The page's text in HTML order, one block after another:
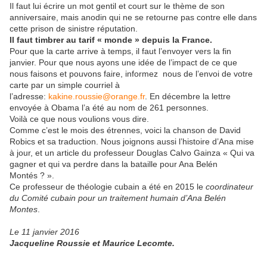
Il faut lui écrire un mot gentil et court sur le thème de son
anniversaire, mais anodin qui ne se retourne pas contre elle dans
cette prison de sinistre réputation.
Il faut timbrer au tarif « monde » depuis la France.
Pour que la carte arrive à temps, il faut l’envoyer vers la fin
janvier. Pour que nous ayons une idée de l’impact de ce que
nous faisons et pouvons faire, informez nous de l’envoi de votre
carte par un simple courriel à
l’adresse: kakine.roussie@orange.fr. En décembre la lettre
envoyée à Obama l’a été au nom de 261 personnes.
Voilà ce que nous voulions vous dire.
Comme c’est le mois des étrennes, voici la chanson de David
Robics et sa traduction. Nous joignons aussi l’histoire d’Ana mise
à jour, et un article du professeur Douglas Calvo Gainza « Qui va
gagner et qui va perdre dans la bataille pour Ana Belén
Montés ? ».
Ce professeur de théologie cubain a été en 2015 le coordinateur
du Comité cubain pour un traitement humain d’Ana Belén
Montes
Le 11 janvier 2016
Jacqueline Roussie et Maurice Lecomte.